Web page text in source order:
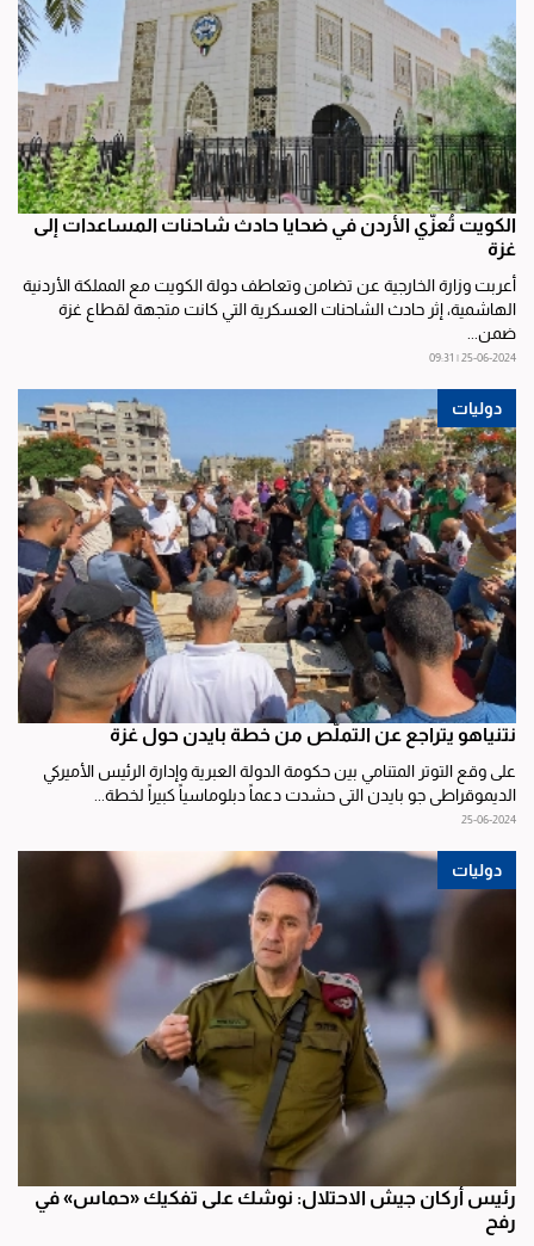
الكويت تُعزّي الأردن في ضحايا حادث شاحنات المساعدات إلى
غزة
أعربت وزارة الخارجية عن تضامن وتعاطف دولة الكويت مع المملكة الأردنية
الهاشمية، إثر حادث الشاحنات العسكرية التي كانت متجهة لقطاع غزة
ضمن...
25-06-2024 | 09:31
دوليات
نتنياهو يتراجع عن التملُّص من خطة بايدن حول غزة
على وقع التوتر المتنامي بين حكومة الدولة العبرية وإدارة الرئيس الأميركي
الديموقراطي جو بايدن التي حشدت دعماً دبلوماسياً كبيراً لخطة...
25-06-2024
دوليات
رئيس أركان جيش الاحتلال: نوشك على تفكيك «حماس» في
رفح